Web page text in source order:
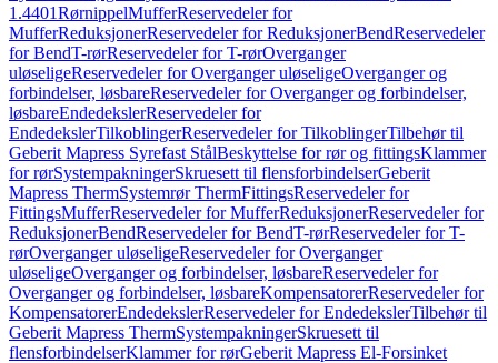
1.4401RørnippelMufferReservedeler for
MufferReduksjonerReservedeler for ReduksjonerBendReservedeler
for BendT-rørReservedeler for T-rørOverganger
uløseligeReservedeler for Overganger uløseligeOverganger og
forbindelser, løsbareReservedeler for Overganger og forbindelser,
løsbareEndedekslerReservedeler for
EndedekslerTilkoblingerReservedeler for TilkoblingerTilbehør til
Geberit Mapress Syrefast StålBeskyttelse for rør og fittingsKlammer
for rørSystempakningerSkruesett til flensforbindelserGeberit
Mapress ThermSystemrør ThermFittingsReservedeler for
FittingsMufferReservedeler for MufferReduksjonerReservedeler for
ReduksjonerBendReservedeler for BendT-rørReservedeler for T-
rørOverganger uløseligeReservedeler for Overganger
uløseligeOverganger og forbindelser, løsbareReservedeler for
Overganger og forbindelser, løsbareKompensatorerReservedeler for
KompensatorerEndedekslerReservedeler for EndedekslerTilbehør til
Geberit Mapress ThermSystempakningerSkruesett til
flensforbindelserKlammer for rørGeberit Mapress El-Forsinket